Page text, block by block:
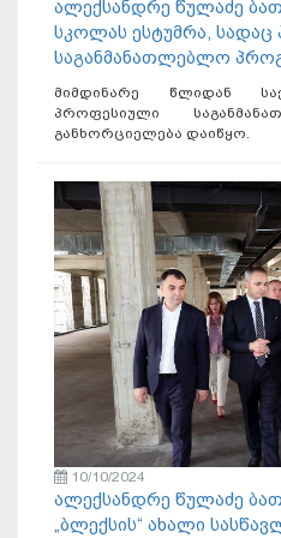
ალექსანდრე წულაძე
სკოლას ესტუმრა,
საგანმანათლებლო
მიმდინარე წლიდან
პროფესიული
განხორციელება დაიწყო.
10/10/2024
ალექსანდრე წულაძე
„ბლექსის“ ახალი